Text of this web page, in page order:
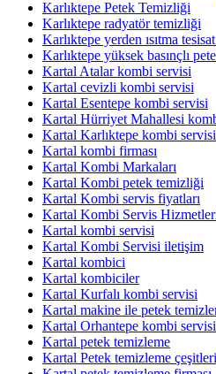
Karlıktepe Petek Temizliği
Karlıktepe radyatör temizliği
Karlıktepe yerden ısıtma
Karlıktepe yüksek basınçlı
Kartal Atalar kombi servisi
Kartal cevizli kombi servisi
Kartal Esentepe kombi servisi
Kartal Hürriyet Mahallesi
Kartal Karlıktepe kombi servisi
Kartal kombi firması
Kartal Kombi Markaları
Kartal Kombi petek temizliği
Kartal Kombi servis fiyatları
Kartal Kombi Servis
Kartal kombi servisi
Kartal Kombi Servisi iletişim
Kartal kombici
Kartal kombiciler
Kartal Kurfalı kombi servisi
Kartal makine ile petek
Kartal Orhantepe kombi servisi
Kartal petek temizleme
Kartal Petek temizleme çeşitleri